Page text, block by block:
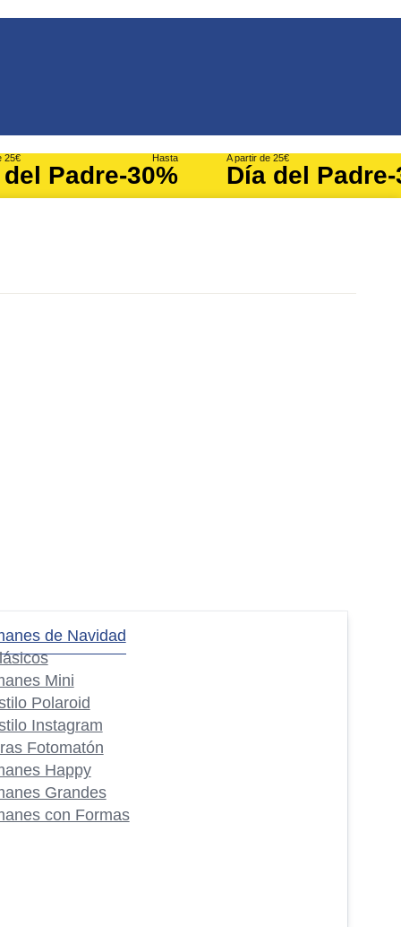
25€
Padre
Hasta
-30%
A partir de 25€
Día del Padre
de Navidad
Mini
Polaroid
Instagram
Fotomatón
Happy
Grandes
con Formas